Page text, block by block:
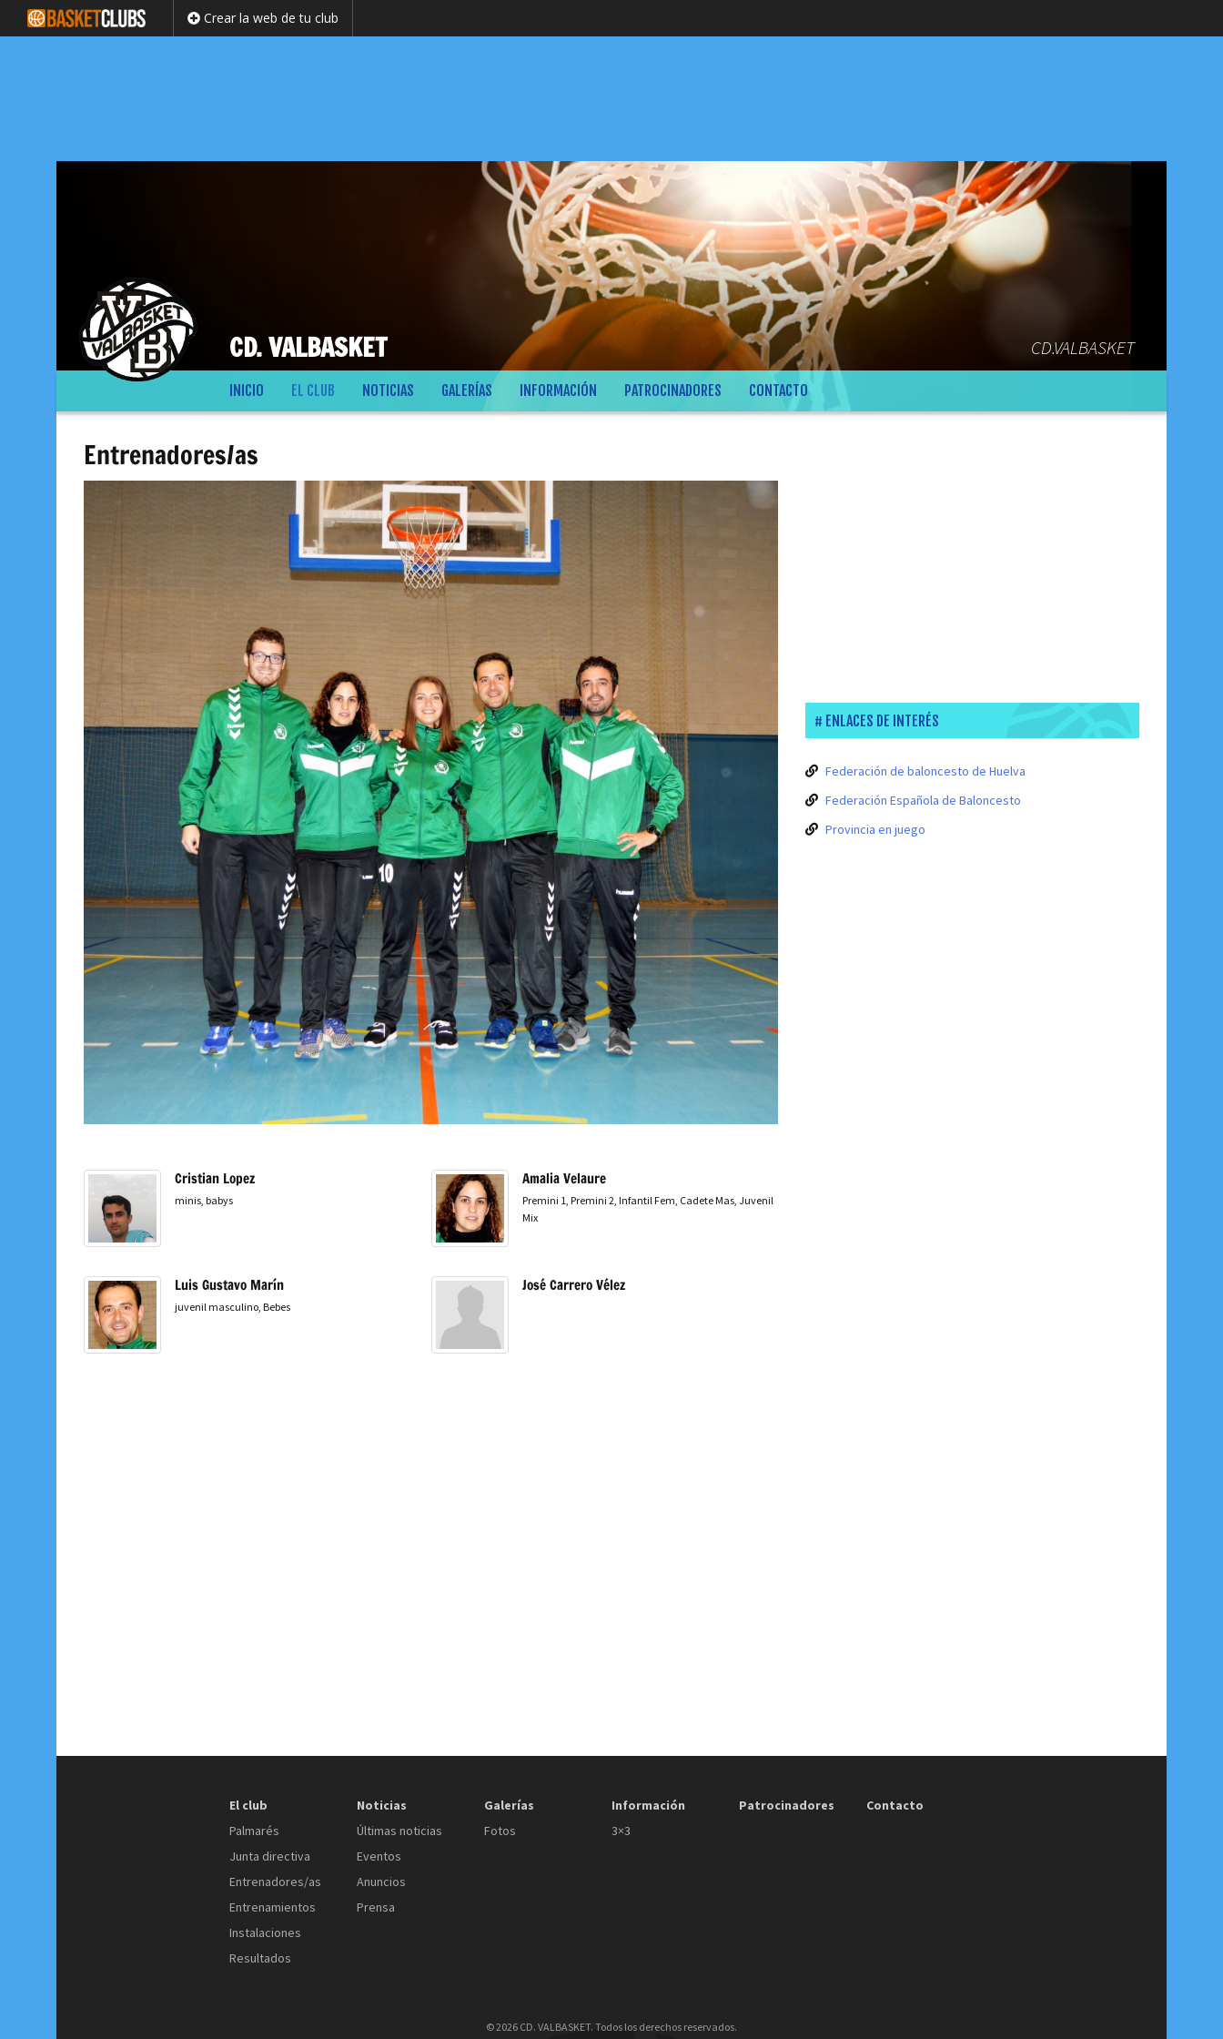
Crear la web de tu club
CD. VALBASKET CD.VALBASKET
INICIO EL CLUB NOTICIAS GALERÍAS INFORMACIÓN PATROCINADORES CONTACTO
Entrenadores/as
Cristian Lopez
minis, babys
Amalia Velaure
Premini 1, Premini 2, Infantil Fem, Cadete Mas, Juvenil
Mix
Luis Gustavo Marín
juvenil masculino, Bebes
José Carrero Vélez
ENLACES DE INTERÉS
Federación de baloncesto de Huelva
Federación Española de Baloncesto
Provincia en juego
El club
Palmarés
Junta directiva
Entrenadores/as
Entrenamientos
Instalaciones
Resultados
Noticias
Últimas noticias
Eventos
Anuncios
Prensa
Galerías
Fotos
Información
3×3
Patrocinadores Contacto
© 2026 CD. VALBASKET. Todos los derechos reservados.